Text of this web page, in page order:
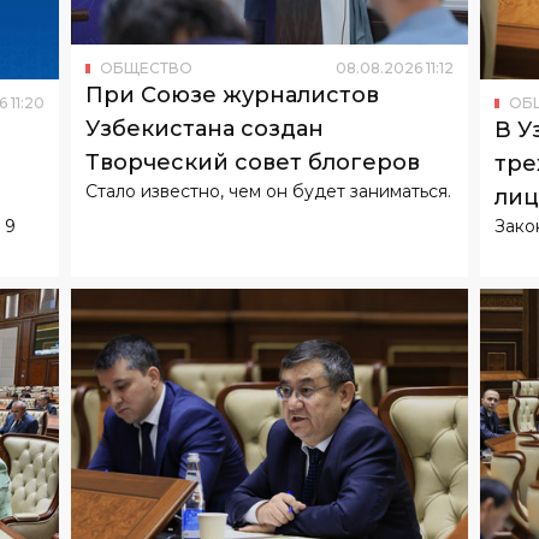
11:20
9
ОБЩЕСТВО 08.08.2026 11:12
При Союзе журналистов
Узбекистана создан
Творческий совет блогеров
Стало известно, чем он будет заниматься.
В